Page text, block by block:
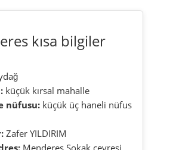
kısa bilgiler
küçük kırsal mahalle
nüfusu: küçük üç haneli nüfus
Zafer YILDIRIM
Menderes Sokak çevresi